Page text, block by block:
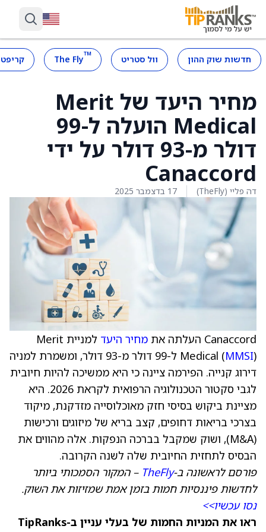
חדשות שוק ההון וול סטריט ™
The Fly
מחיר היעד של Merit
Medical הועלה ל-99
דולר מ-93 דולר על ידי
Canaccord
דה פליי (TheFly) 17 בדצמבר 2025
Canaccord העלתה את מחיר היעד
למניית Merit
Medical (MMSI
) ל-99 דולר מ-93 דולר, ומשמרת למניה
דירוג קנייה. הפירמה ציינה כי היא ממשיכה להיות חיובית
לגבי סקטור הטכנולוגיה הרפואית לקראת 2026. היא
מציינת ביקוש בסיסי חזק מאוכלוסייה מזדקנת, מיקוד
בצרכי בריאות דחופים, קצב בריא של מיזוגים ורכישות
(M&A), ושוק שמקבל בברכה הנפקות. אלה מהווים את
הבסיס לתחזית החיובית שלה לשנה הקרובה.
פורסם לראשונה ב-TheFly – המקור הסמכותי ביותר
לחדשות פיננסיות חמות בזמן אמת שמזיזות את השוק.
נסו עכשיו>>
ראו את המניות החמות של בעלי עניין ב-TipRanks